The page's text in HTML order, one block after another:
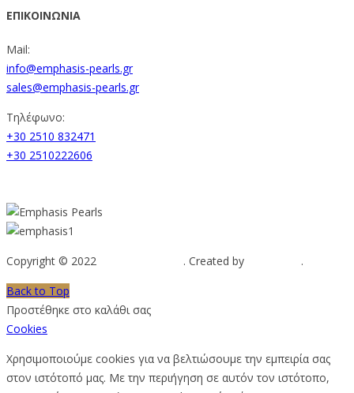
ΕΠΙΚΟΙΝΩΝΙΑ
Mail:
info@emphasis-pearls.gr
sales@emphasis-pearls.gr
Τηλέφωνο:
+30 2510 832471
+30 2510222606
Copyright © 2022 . Created by
.
Back to Top
Προστέθηκε στο καλάθι σας
Cookies
Χρησιμοποιούμε cookies για να βελτιώσουμε την εμπειρία σας
στον ιστότοπό μας. Με την περιήγηση σε αυτόν τον ιστότοπο,